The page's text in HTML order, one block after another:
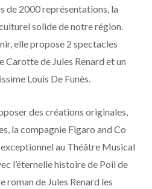
de 2000 représentations, la
solide de notre région.
elle propose 2 spectacles
Carotte de Jules Renard et un
Louis De Funès.
des créations originales,
la compagnie Figaro and Co
au Théâtre Musical
l’éternelle histoire de Poil de
de Jules Renard les